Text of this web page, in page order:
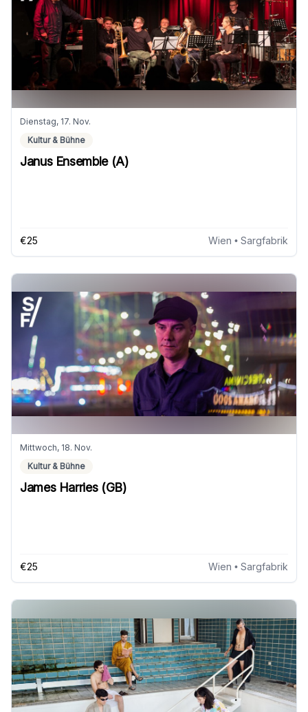
Dienstag, 17. Nov.
Kultur & Bühne
Janus Ensemble (A)
€25 Wien • Sargfabrik
Mittwoch, 18. Nov.
Kultur & Bühne
James Harries (GB)
€25 Wien • Sargfabrik